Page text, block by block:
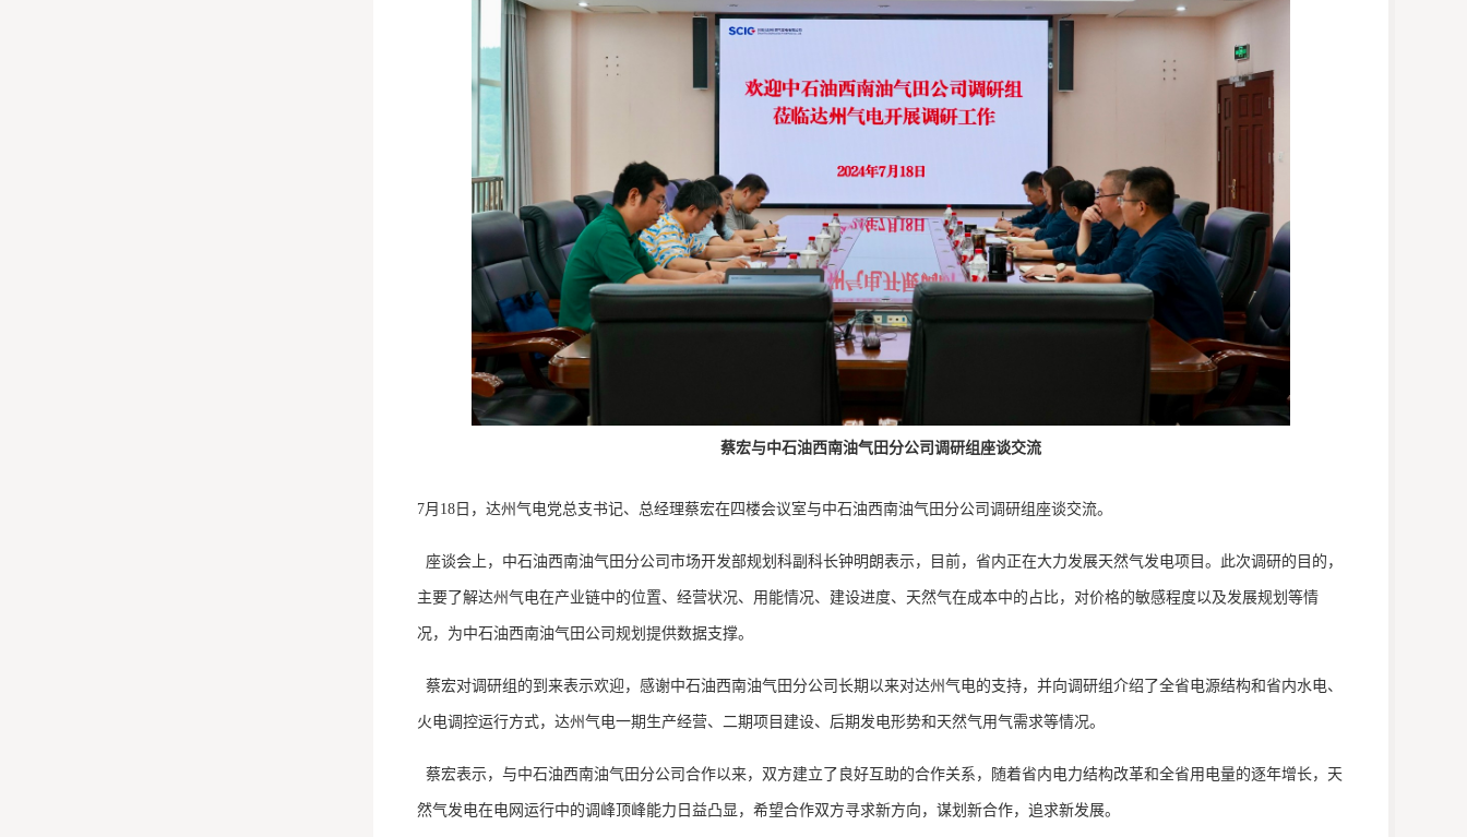
蔡宏与中石油西南油气田分公司调研组座谈交流
7月18日， 达州气电党总支书记、 总经理蔡宏在四楼会议室与中石油西南油气田分公司 调研组 座谈交流。
座谈会上，中石油西南油气田分公司市场开发部规划科副科长钟明朗表示，目前，省内 正在大力发展天然气发电项目 。 此次调研的目的，
主要了解达州气电在产业链中的位置、经营状况、用能情况、建设进度、天然气在成本中的占比，对价格的敏感程度以及发展规划等情
况，为中石油西南油气田公司规划提供数据支撑。
蔡宏对调研组 的到来表示欢迎，感谢中石油西南油气田分公司长期以来对达州气电的支持，并向调研组介绍了全省电源结构和省内水电、
火电调控运行方式，达州气电一期生产经营、二期项目建设、后期发电形势和天然气用气需求等情况。
蔡宏表示，与中石油西南油气田分公司合作以来，双方建立了良好互助的合作关系，随着省内电力结构改革和全省用电量的逐年增长，天
然气发电在电网运行中的调峰顶峰能力日益凸显，希望合作双方寻求新方向，谋划新合作，追求新发展。